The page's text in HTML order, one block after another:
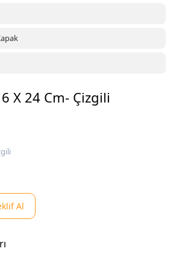
X 24 Cm- Çizgili
Al